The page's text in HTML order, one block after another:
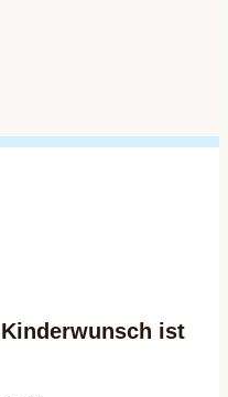
ist